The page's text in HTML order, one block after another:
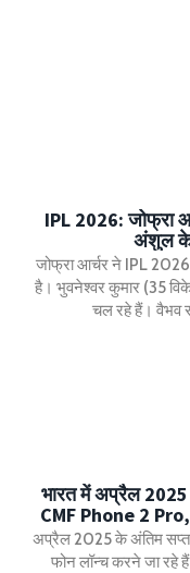
IPL 2026: जोफ्रा
अंशुल के
जोफ्रा आर्चर ने IPL
है। भुवनेश्वर कुमार (35
चल रहे हैं। वैभव
भारत में अप्रैल 2025
CMF Phone 2
अप्रैल 2025 के अंतिम
फोन लॉन्च करने जा रहे